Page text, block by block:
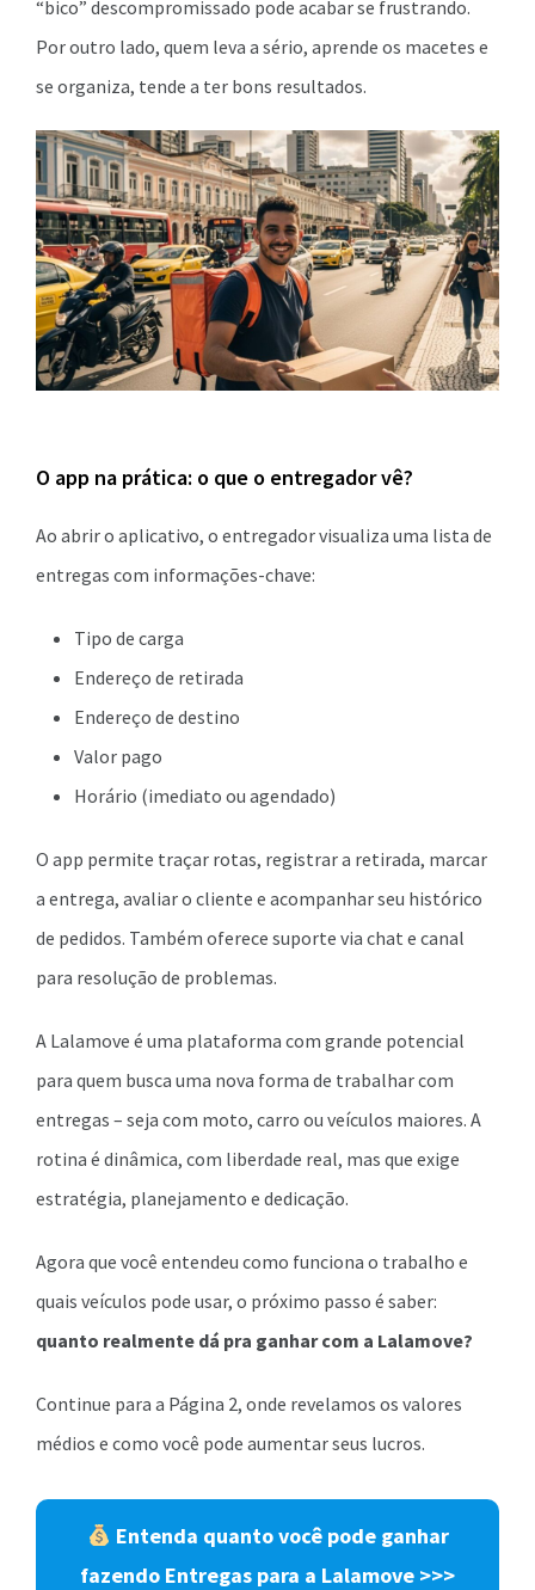
“bico” descompromissado pode acabar se frustrando.
Por outro lado, quem leva a sério, aprende os macetes e
se organiza, tende a ter bons resultados.
O app na prática: o que o entregador vê?
Ao abrir o aplicativo, o entregador visualiza uma lista de
entregas com informações-chave:
Tipo de carga
Endereço de retirada
Endereço de destino
Valor pago
Horário (imediato ou agendado)
O app permite traçar rotas, registrar a retirada, marcar
a entrega, avaliar o cliente e acompanhar seu histórico
de pedidos. Também oferece suporte via chat e canal
para resolução de problemas.
A Lalamove é uma plataforma com grande potencial
para quem busca uma nova forma de trabalhar com
entregas – seja com moto, carro ou veículos maiores. A
rotina é dinâmica, com liberdade real, mas que exige
estratégia, planejamento e dedicação.
Agora que você entendeu como funciona o trabalho e
quais veículos pode usar, o próximo passo é saber:
quanto realmente dá pra ganhar com a Lalamove?
Continue para a Página 2, onde revelamos os valores
médios e como você pode aumentar seus lucros.
Entenda quanto você pode ganhar
fazendo Entregas para a Lalamove >>>